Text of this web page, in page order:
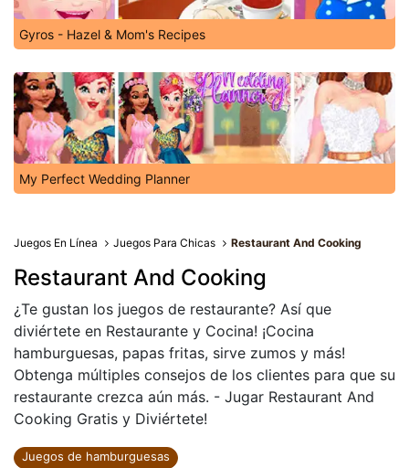
Gyros - Hazel & Mom's Recipes
My Perfect Wedding Planner
Juegos En Línea Juegos Para Chicas Restaurant And Cooking
Restaurant And Cooking
¿Te gustan los juegos de restaurante? Así que
diviértete en Restaurante y Cocina! ¡Cocina
hamburguesas, papas fritas, sirve zumos y más!
Obtenga múltiples consejos de los clientes para que su
restaurante crezca aún más. - Jugar Restaurant And
Cooking Gratis y Diviértete!
Juegos de hamburguesas